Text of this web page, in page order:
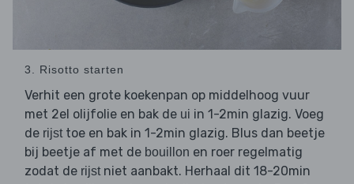
3. Risotto starten
Verhit een grote koekenpan op middelhoog vuur
met 2el olijfolie en bak de ui in 1-2min glazig. Voeg
de rijsttoe en bak in 1-2min glazig. Blus dan beetje
bij beetje af met de bouillon en roer regelmatig
zodat de rijstniet aanbakt. Herhaal dit 18-20min